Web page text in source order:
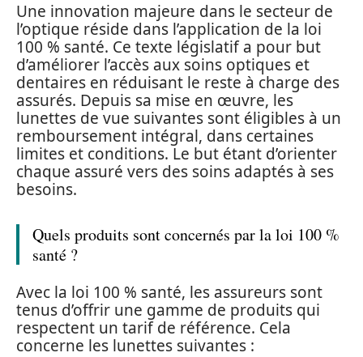
Une innovation majeure dans le secteur de
l’optique réside dans l’application de la loi
100 % santé. Ce texte législatif a pour but
d’améliorer l’accès aux soins optiques et
dentaires en réduisant le reste à charge des
assurés. Depuis sa mise en œuvre, les
lunettes de vue suivantes sont éligibles à un
remboursement intégral, dans certaines
limites et conditions. Le but étant d’orienter
chaque assuré vers des soins adaptés à ses
besoins.
Quels produits sont concernés par la loi 100 %
santé ?
Avec la loi 100 % santé, les assureurs sont
tenus d’offrir une gamme de produits qui
respectent un tarif de référence. Cela
concerne les lunettes suivantes :